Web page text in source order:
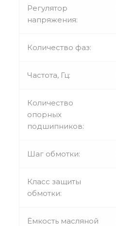
Регулятор
напряжения:
Количество фаз:
Частота, Гц:
Количество
опорных
подшипников:
Шаг обмотки:
Класс защиты
обмотки:
Ёмкость масляной